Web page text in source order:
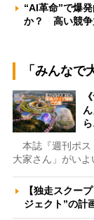
“AI革命”で爆
か？ 高い競争
「みんな
本誌『週刊ポス
大家さん」がい
【独走スクー
ジェクト”の計